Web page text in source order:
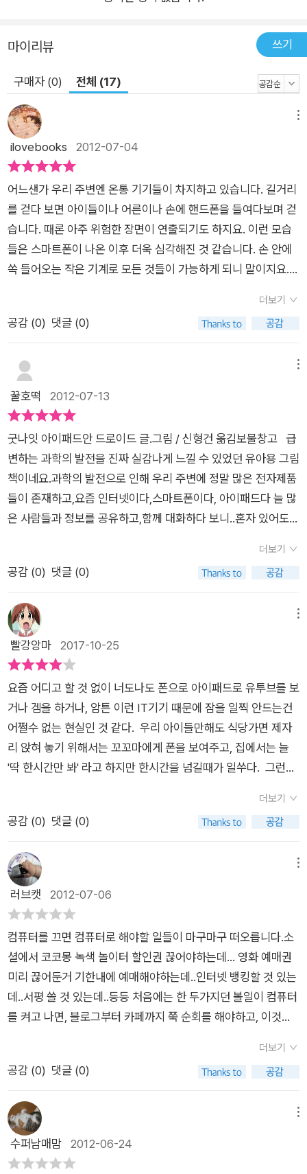
은 자극을 준다. 하지만 그것은 순간일 뿐이다. 『굿나잇 아이패
드』는 진정 우리에게 가치 있고, 꼭 필요한 활동은 잠시 전자 기기
에 대한 집착을 내려놓을 때 찾아든다는 사실을 아이들에게 재미
있게 알려준다. 책을 읽은 아이들은 전자 기기를 내려놓은 뒤에야
가족들에게 찾아든 평화롭고 포근한 일상을 보며 양손에 꼭 쥐고
있던 무언가를 스스로 내려놓게 될 것이다.
마이리뷰 쓰기
구매자 (0) 전체 (17)
ilovebooks 2012-07-04
어느샌가 우리 주변엔 온통 기기들이 차지하고 있습니다. 길거리
를 걷다 보면 아이들이나 어른이나 손에 핸드폰을 들여다보며 걷
습니다. 때론 아주 위험한 장면이 연출되기도 하지요. 이런 모습
들은 스마트폰이 나온 이후 더욱 심각해진 것 같습니다. 손 안에
쏙 들어오는 작은 기계로 모든 것들이 가능하게 되니 말이지요.
도 했지요. 식당에 가면 가족이 앉아 각자의 기계를 들여다봅니
다. 대화는 단절되었지요. 다 자란 아이들 뿐만 아니라 말도 못하
는 아이들도 핸드폰이나 게임기를 들여다보고 있죠. 이런 현상이
과연 좋은 걸까요? <굿나잇 아이패드>는 바로 요즘의 이러한
세태를 비판하고 있는 것 같습니다. 대가족이지만 각자 흩어져서
자신만의 기계를 손에 들고 각자의 시간을 보내고 있죠. 물론 가
지 않은 채 잠 잘 시간이 지나도록 이런 기계들에 둘러싸여 있다
면... 분명 문제가 될 거에요. 할머니는 결국 특단의 조치를 취하
셨네요. 더이상 두고보실 수가 없는 거죠! 빼앗기지 않으려는 아
이와 모든 기계들을 처단하려는 할머니의 실랑이가 참 재미있습
니다. 그런데 책을 읽다보니 어디선가 익숙한 리듬이 느껴지네요.
바로 '굿나잇~'으로 시작하는 문장이죠. 모든 어린 아이들의 필독
도서이자 잠잘 때 읽는 책인 <굿나잇 문>이 생각나지요? 네~
한 번 자신을 되돌아보세요. 엄마, 아빠 자신 뿐만 아니라 밥 먹을
때, 아이가 칭얼댈 때, 바쁠 때 아이들에게 무심코 기계를 쥐여주
지는 않는지 말이지요. 어릴 때의 습관이 쌓여서 좋은 습관이 되
는 것 같습니다. 좋은 책을 접하고 신나게 밖에서 뛰어 놀고, 잘
때는 자야지요. 간단명료한 메세지와 화려한 색감이 아주 눈에
띄는 그림책입니다. 예쁜 동화책의 메세지처럼 이제 우리도 스마
트한 기계들은 잠시 내려놓아요~
더보기
공감 (0) 댓글 (0)
꿀호떡 2012-07-13
굿나잇 아이패드안 드로이드 글.그림 / 신형건 옮김보물창고 급
변하는 과학의 발전을 진짜 실감나게 느낄 수 있었던 유아용 그림
책이네요.과학의 발전으로 인해 우리 주변에 정말 많은 전자제품
들이 존재하고,요즘 인터넷이다,스마트폰이다, 아이패드다 늘 많
은 사람들과 정보를 공유하고,함께 대화하다 보니..혼자 있어도
데..잠자기 싫어하는 아이들의 모습이 점차 현대적으로 바뀌고 있
구나 하는 생각이 들더라구요.기존세대들은 아이패드가 있어도
잘 활용도 못하는 반면요즘 아이들은 부모들 스마트폰도 더 잘 만
지고,기계를 다루는 솜씨도 훨씬 뛰어나더라구요.그래서 그런 제
품들과 가까운게 사실이고, 그러다 보면 잠도 잘 안오지요.저 같
은 경우도 자려고 누웠는데..아이패드에서 계속 띵똥대서 아이패
가지네요.^^ 방안은 늘 환하고 와글와글,아이패드도 있고, 아이
들은 게임을 하고 있고, 컴퓨터의 화면보호기는 혼자 작동하고 있
지요.전자책 단말 세개에는 만권이나 되는 책이 담겨 있고와이파
이로 연결한 엘시디 고화질 tv와, 홈시어터 스피커와 3D입체화
면,페이스북 새친구와 수다 떠느라 정신없는 친구도 있네요.이메
일과 트위터는 자꾸자꾸 띵동거리구요.급기야 할머니께서 폭발
하셨네요.모든 전자기기들과 굿나잇을 하지요.그리고 모두들 편
낌도 드는데..점점 삭막해져 가는 느낌도 지울 수가 없네요.기계
와 지내는 시간이 많을 수록 사람과 대화할 시간은 줄어들고,내
주위에서 정과 위안을 찾기가 점점 힘들어 지지 않을까 하는 생각
도 들었어요.물질이 주는 즐거움과 편안함, 그러므로 잊어가는 동
심과 따뜻한 정서를생각해 보는 계기도 되었네요.
더보기
공감 (0) 댓글 (0)
빨강앙마 2017-10-25
요즘 어디고 할 것 없이 너도나도 폰으로 아이패드로 유투브를 보
거나 겜을 하거나, 암튼 이런 IT기기 때문에 잠을 일찍 안드는건
어쩔수 없는 현실인 것 같다. 우리 아이들만해도 식당가면 제자
리 앉혀 놓기 위해서는 꼬꼬마에게 폰을 보여주고, 집에서는 늘
'딱 한시간만 봐' 라고 하지만 한시간을 넘길때가 일쑤다. 그런가
빼앗긴 관계로 책을 살짜기 펼치긴 하지만 이곳저곳 잠을 못자게
뿅뿅거리는 소리는 넘쳐난다. 폰이고 TV고.....이 동화책도 그런
패드, 컴퓨터로 잠을 이루지 못하고 아빠는 TV에 눈을 돌리고..
급기야 할머니가 도저히 잠을 잘 수 없어서 창밖으로 모든 전자기
기들을 던져버린다.그리곤 '굿나잇'~ 할머니의 심정이 이해 안되
잠자리에 드는 설정이긴 하지만, 요즘 현실이 어디 그런가. 아이
들은 폰을 하루 웬 종일 끼고 사는 실정인데. 특히나 청소년들의
폰 의존도는 상당하다고 해서 나 역시 걱정이 좀 되긴 하는데 이
책이 해답을 주진 못하지만 그 심각성을 보여주긴 한다. 이런 기
기들때문에 잠을 제대로 자지 못하고 제대로 집중하지 못하는 사
실. 심각한 의존성.현실에 맞게 살아야 한다지만 누구나, 우리 모
두 사실 이런 기기의 노예가 된 것 또한 진실이라 끔찍하긴 하다.
어머님 등 아주 가까운 사람들 폰 번호외엔 다 외우는 게 거의 없
다. 심지어 언니 오빠들 폰 번호도 다 못 외우니 말이다. 책을 잘
안 보는 현실이 된 것도 책 외에 시각적으로 청각적으로 재미를
주는 요소들이 너무 많으니 굳이 책을 읽지 않아도 된다는 생각이
더보기
공감 (0) 댓글 (0)
러브캣 2012-07-06
컴퓨터를 끄면 컴퓨터로 해야할 일들이 마구마구 떠오릅니다.소
셜에서 코코몽 녹색 놀이터 할인권 끊어야하는데... 영화 예매권
미리 끊어둔거 기한내에 예매해야하는데..인터넷 뱅킹할 것 있는
데..서평 쓸 것 있는데..등등 처음에는 한 두가지던 볼일이 컴퓨터
를 켜고 나면, 블로그부터 카페까지 쭉 순회를 해야하고, 이것저
일이 아니게 되어버리지요. 보통 그래서 제가 컴퓨터를 켜놓고 있
는 시간은 매일같이 몇시간이나 된답니다. 컴퓨터를 끄면 또 스마
전 버럭 지적을 하였죠. 직장에서도 다른 사람이 이야기하는데 스
마트폰 클릭하며 건성으로 대답하는 여직원들 보면 정말 분통 터
진다고요. 사실 저도 느끼고 있었거든요. 마치 뭣에 홀린 사람처
더보기
공감 (0) 댓글 (0)
수퍼남매맘 2012-06-24